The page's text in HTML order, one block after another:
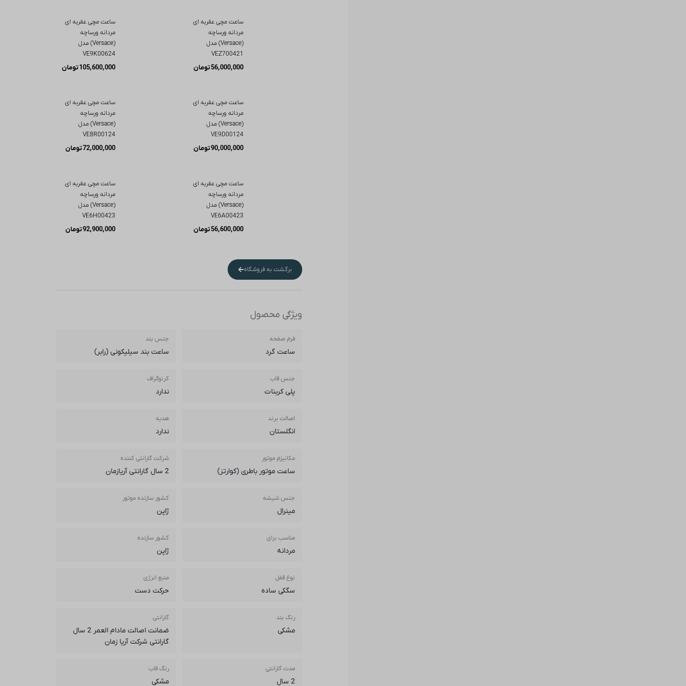
ساعت مچی عقربه ای
مردانه ورساچه
(Versace) مدل
VEZ700421
56,000,000تومان
ساعت مچی عقربه ای
مردانه ورساچه
(Versace) مدل
VE9K00624
105,600,000تومان
ساعت مچی عقربه ای
مردانه ورساچه
(Versace) مدل
VE9D00124
90,000,000تومان
ساعت مچی عقربه ای
مردانه ورساچه
(Versace) مدل
VE8R00124
72,000,000تومان
ساعت مچی عقربه ای
مردانه ورساچه
(Versace) مدل
VE6A00423
56,600,000تومان
ساعت مچی عقربه ای
مردانه ورساچه
(Versace) مدل
VE6H00423
92,900,000تومان
برگشت به فروشگاه
ویژگی محصول
فرم صفحه
ساعت گرد
جنس بند
ساعت بند سیلیکونی (رابر)
جنس قاب
پلی کربنات
کرنوگراف
ندارد
اصالت برند
انگلستان
هدیه
ندارد
مکانیزم موتور
ساعت موتور باطری (کوارتز)
شرکت گارانتی کننده
2 سال گارانتی آریازمان
جنس شیشه
مینرال
کشور سازنده موتور
ژاپن
مناسب برای
مردانه
کشور سازنده
ژاپن
نوع قفل
سگکی ساده
منبع انرژی
حرکت دست
رنگ بند
مشکی
گارانتی
ضمانت اصالت مادام العمر 2 سال
گارانتی شرکت آریا زمان
مدت گارانتی
2 سال
رنگ قاب
مشکی